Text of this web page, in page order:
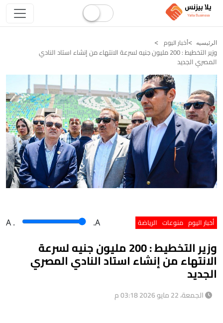
الرئيسيه أخبار اليوم
وزير التخطيط : 200 مليون جنيه لسرعة الانتهاء من إنشاء استاد النادي
المصري الجديد
أخبار اليوم منوعات الرياضة A . .A
وزير التخطيط : 200 مليون جنيه لسرعة
الانتهاء من إنشاء استاد النادي المصري
الجديد
الجمعة، 22 مايو 2026 03:18 م